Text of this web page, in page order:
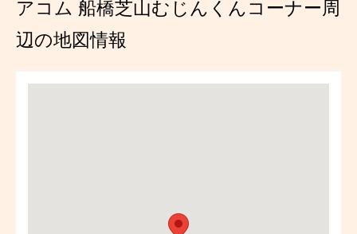
アコム 船橋芝山むじんくんコーナー周
辺の地図情報